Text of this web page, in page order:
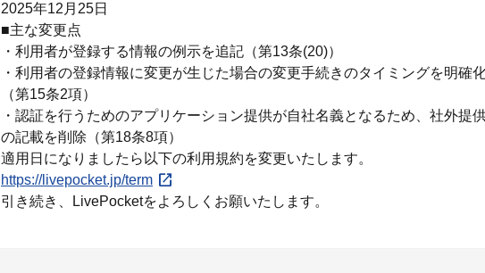
2025年12月25日
■主な変更点
・ 利用者が登録する情報の例示を追記（第13条(20)）
・利用者の登録情報に変更が生じた場合の変更手続きのタイミングを明確
（第15条2項）
・ 認証を行うためのアプリケーション提供が自社名義となるため、社外提
の記載を削除（第18条8項）
適用日になりましたら以下の利用規約を変更いたします。
https://livepocket.jp/term
引き続き、LivePocketをよろしくお願いたします。